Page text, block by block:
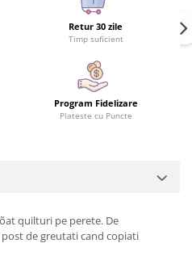
Retur 30 zile
Timp suficient
Program Fidelizare
Plateste cu Puncte
quilturi pe perete. De
de greutati cand copiati